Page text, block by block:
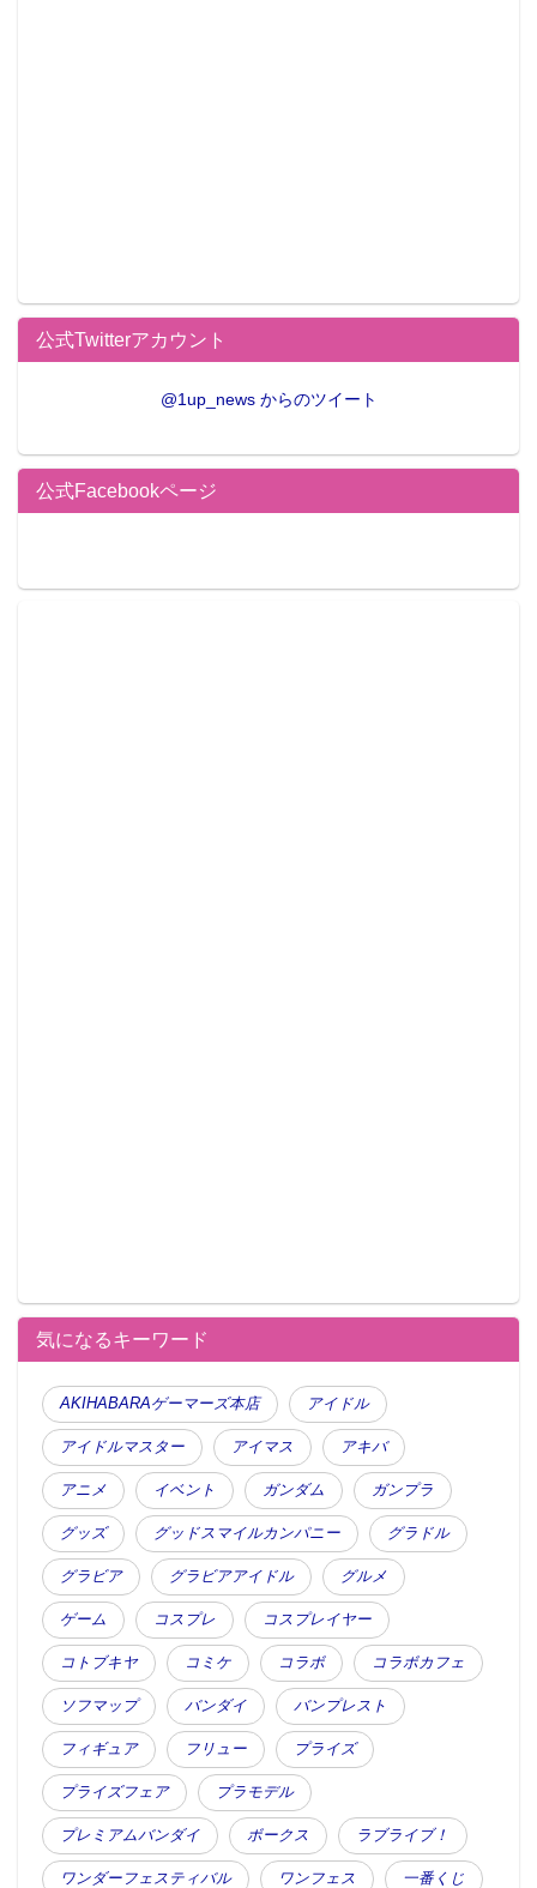
商品概要
刀剣乱舞-ONLINE- CANDY缶コレクション（10個入）
■セット内容：CANDY缶（全6種）・キャンデー
19g（檸檬味）
・三日月宗近
・小狐丸
・一期一振
・明石国行
・加州清光
・鶴丸国永
■販売単位：10個入
公式Twitterアカウント
@1up_news からのツイート
公式Facebookページ
気になるキーワード
AKIHABARAゲーマーズ本店 アイドル
アイドルマスター アイマス アキバ
アニメ イベント ガンダム ガンプラ
グッズ グッドスマイルカンパニー グラドル
グラビア グラビアアイドル グルメ
ゲーム コスプレ コスプレイヤー
コトブキヤ コミケ コラボ コラボカフェ
ソフマップ バンダイ バンプレスト
フィギュア フリュー プライズ
プライズフェア プラモデル
プレミアムバンダイ ボークス ラブライブ！
ワンダーフェスティバル ワンフェス 一番くじ